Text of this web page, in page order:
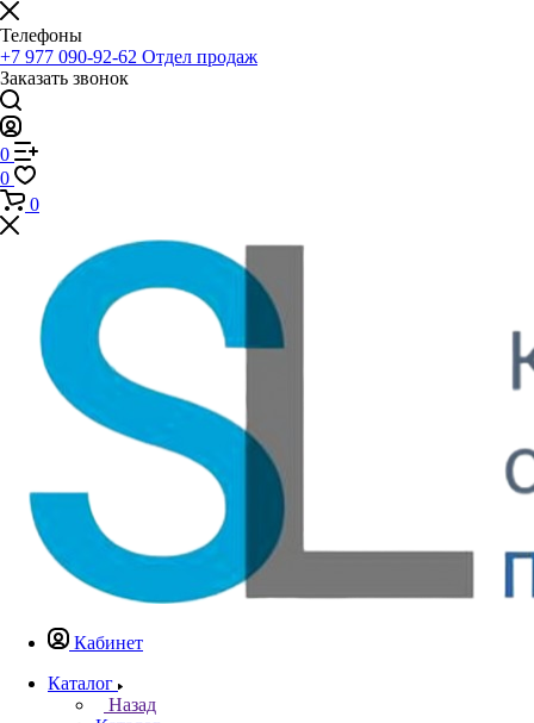
Телефоны
+7 977 090-92-62 Отдел продаж
Заказать звонок
0
0
0
Кабинет
Каталог
Назад